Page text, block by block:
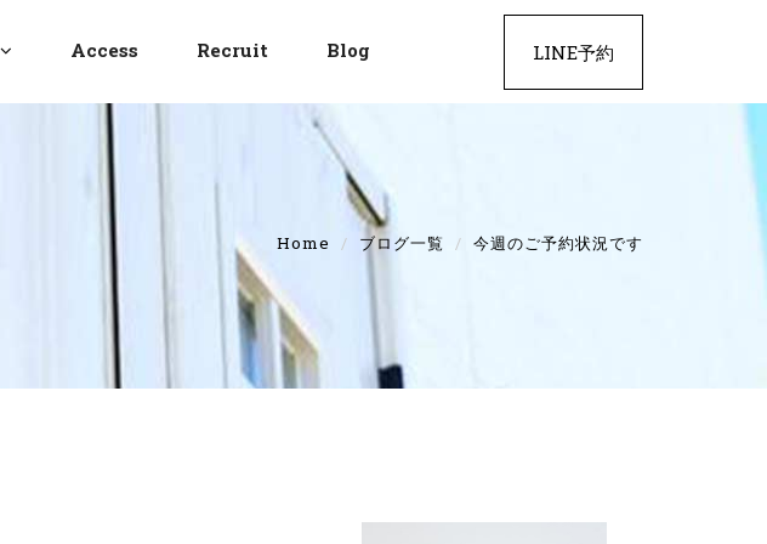
Access Recruit Blog LINE予約
Home ブログ一覧 今週のご予約状況です